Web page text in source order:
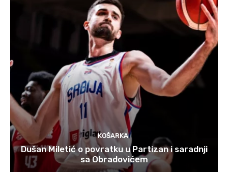
KOŠARKA
Dušan Miletić o povratku u Partizan i saradnji
sa Obradovićem